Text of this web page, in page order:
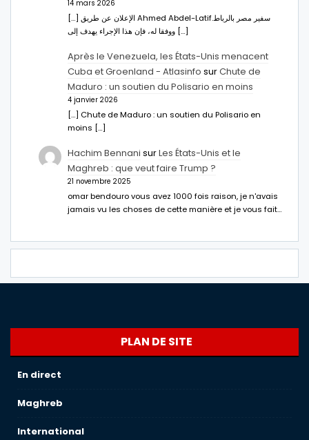
14 mars 2026
[…] الإعلان عن طريق Ahmed Abdel-Latifسفير مصر بالرباط.
ووفقا له، فإن هذا الإجراء يهدف إلى […]
Après le Venezuela, les États-Unis menacent
Cuba et Groenland - Atlasinfo surChute de
Maduro : un soutien du Polisario en moins
4 janvier 2026
[…] Chute de Maduro : un soutien du Polisario en
moins […]
Hachim Bennani surLes États-Unis et le
Maghreb : que veut faire Trump ?
21 novembre 2025
omar bendouro vous avez 1000 fois raison, je n'avais
jamais vu les choses de cette manière et je vous fait…
PLAN DE SITE
En direct
Maghreb
International